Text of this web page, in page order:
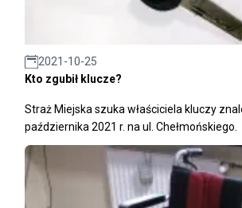
2021-10-25
Kto zgubił klucze?
Straż Miejska szuka właściciela kluczy
października 2021 r. na ul. Chełmońskiego.